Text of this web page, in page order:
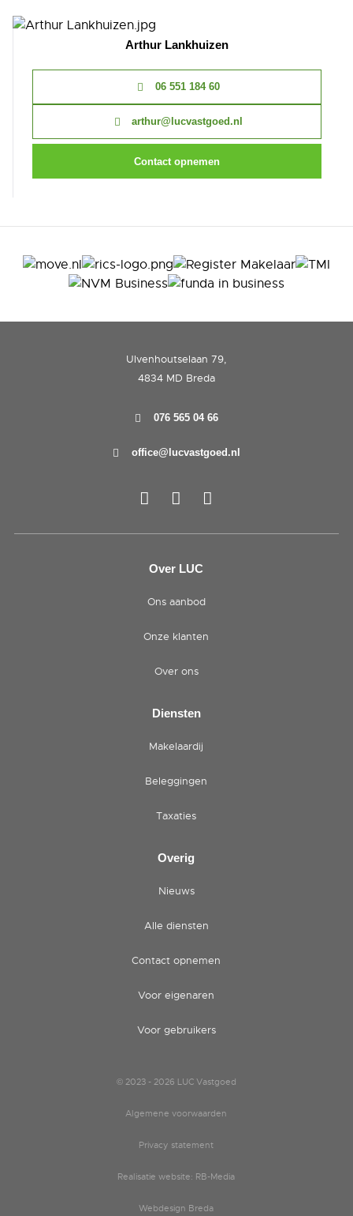
Arthur Lankhuizen
06 551 184 60
arthur@lucvastgoed.nl
Contact opnemen
Ulvenhoutselaan 79,
4834 MD Breda
076 565 04 66
office@lucvastgoed.nl
Over LUC
Ons aanbod
Onze klanten
Over ons
Diensten
Makelaardij
Beleggingen
Taxaties
Overig
Nieuws
Alle diensten
Contact opnemen
Voor eigenaren
Voor gebruikers
© 2023 - 2026 LUC Vastgoed
Algemene voorwaarden
Privacy statement
Realisatie website: RB-Media
Webdesign Breda